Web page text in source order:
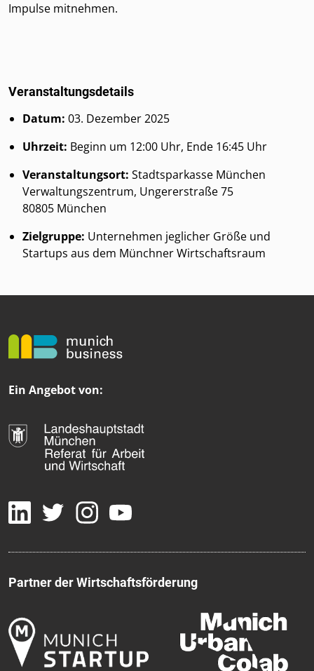
Impulse mitnehmen.
Veranstaltungsdetails
Datum: 03. Dezember 2025
Uhrzeit: Beginn um 12:00 Uhr, Ende 16:45 Uhr
Veranstaltungsort: Stadtsparkasse München
Verwaltungszentrum, Ungererstraße 75
80805 München
Zielgruppe: Unternehmen jeglicher Größe und
Startups aus dem Münchner Wirtschaftsraum
Ein Angebot von:
Partner der Wirtschaftsförderung